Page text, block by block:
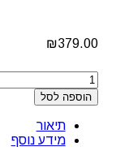
₪379.00
כמות
של
ערכה
מרכך
ותרסיס
הוספה לסל
תיאור
מידע נוסף